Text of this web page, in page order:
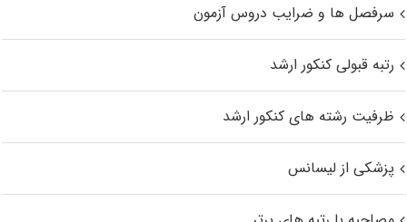
سرفصل ها و ضرایب دروس آزمون
رتبه قبولی کنکور ارشد
ظرفیت رشته های کنکور ارشد
پزشکی از لیسانس